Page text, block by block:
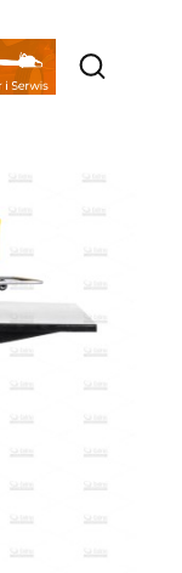
Otwórz